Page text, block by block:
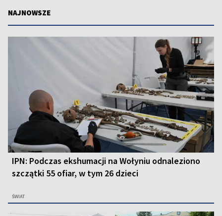
NAJNOWSZE
IPN: Podczas ekshumacji na Wołyniu odnaleziono
szczątki 55 ofiar, w tym 26 dzieci
ŚWIAT